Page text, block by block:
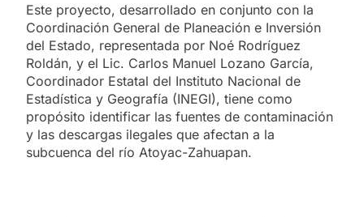
Este proyecto, desarrollado en conjunto con la
Coordinación General de Planeación e Inversión
del Estado, representada por Noé Rodríguez
Roldán, y el Lic. Carlos Manuel Lozano García,
Coordinador Estatal del Instituto Nacional de
Estadística y Geografía (INEGI), tiene como
propósito identificar las fuentes de contaminación
y las descargas ilegales que afectan a la
subcuenca del río Atoyac-Zahuapan.